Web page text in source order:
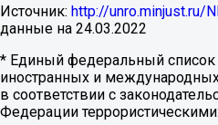
Источник: http://unro.minjust.ru/
данные на 24.03.2022
* Единый федеральный список
иностранных и
в соответствии с
Федерации террористическими: